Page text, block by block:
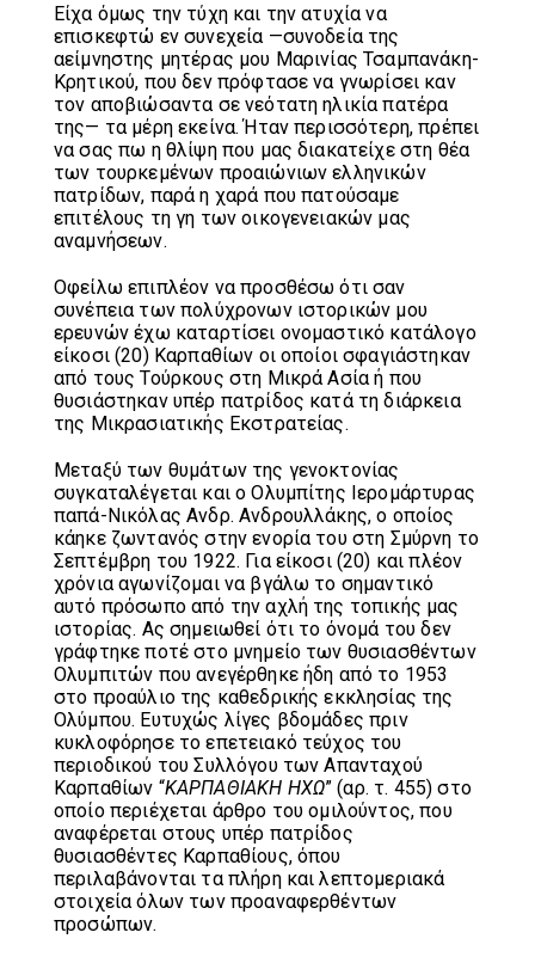
Είχα όμως την τύχη και την ατυχία να
επισκεφτώ εν συνεχεία —συνοδεία της
αείμνηστης μητέρας μου Μαρινίας Τσαμπανάκη-
Κρητικού, που δεν πρόφτασε να γνωρίσει καν
τον αποβιώσαντα σε νεότατη ηλικία πατέρα
της— τα μέρη εκείνα. Ήταν περισσότερη, πρέπει
να σας πω η θλίψη που μας διακατείχε στη θέα
των τουρκεμένων προαιώνιων ελληνικών
πατρίδων, παρά η χαρά που πατούσαμε
επιτέλους τη γη των οικογενειακών μας
αναμνήσεων.
Οφείλω επιπλέον να προσθέσω ότι σαν
συνέπεια των πολύχρονων ιστορικών μου
ερευνών έχω καταρτίσει ονομαστικό κατάλογο
είκοσι (20) Καρπαθίων οι οποίοι σφαγιάστηκαν
από τους Τούρκους στη Μικρά Ασία ή που
θυσιάστηκαν υπέρ πατρίδος κατά τη διάρκεια
της Μικρασιατικής Εκστρατείας.
Μεταξύ των θυμάτων της γενοκτονίας
συγκαταλέγεται και ο Ολυμπίτης Ιερομάρτυρας
παπά-Νικόλας Ανδρ. Ανδρουλλάκης, ο οποίος
κάηκε ζωντανός στην ενορία του στη Σμύρνη το
Σεπτέμβρη του 1922. Για είκοσι (20) και πλέον
χρόνια αγωνίζομαι να βγάλω το σημαντικό
αυτό πρόσωπο από την αχλή της τοπικής μας
ιστορίας. Ας σημειωθεί ότι το όνομά του δεν
γράφτηκε ποτέ στο μνημείο των θυσιασθέντων
Ολυμπιτών που ανεγέρθηκε ήδη από το 1953
στο προαύλιο της καθεδρικής εκκλησίας της
Ολύμπου. Ευτυχώς λίγες βδομάδες πριν
κυκλοφόρησε το επετειακό τεύχος του
περιοδικού του Συλλόγου των Απανταχού
Καρπαθίων “ΚΑΡΠΑΘΙΑΚΗ ΗΧΩ” (αρ. τ. 455) στο
οποίο περιέχεται άρθρο του ομιλούντος, που
αναφέρεται στους υπέρ πατρίδος
θυσιασθέντες Καρπαθίους, όπου
περιλαβάνονται τα πλήρη και λεπτομεριακά
στοιχεία όλων των προαναφερθέντων
προσώπων.